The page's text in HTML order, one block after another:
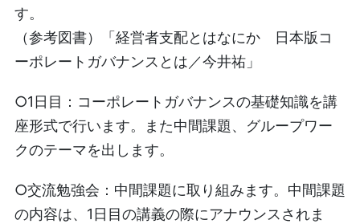
す。
（参考図書）「経営者支配とはなにか 日本版コ
ーポレートガバナンスとは／今井祐」
○1日目：コーポレートガバナンスの基礎知識を講
座形式で行います。また中間課題、グループワー
クのテーマを出します。
○交流勉強会：中間課題に取り組みます。中間課題
の内容は、1日目の講義の際にアナウンスされま